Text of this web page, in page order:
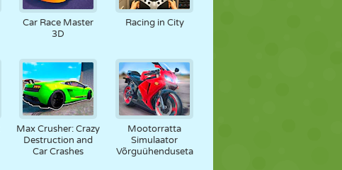
Car Race Master
3D
Racing in City
Max Crusher: Crazy
Destruction and
Car Crashes
Mootorratta
Simulaator
Võrguühenduseta